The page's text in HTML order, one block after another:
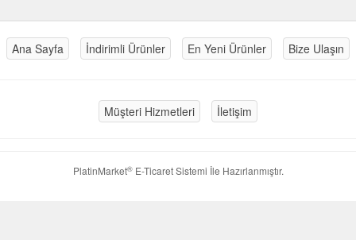
Ana Sayfa İndirimli Ürünler En Yeni Ürünler Bize Ulaşın
Müşteri Hizmetleri İletişim
PlatinMarket®E-Ticaret Sistemi İle Hazırlanmıştır.